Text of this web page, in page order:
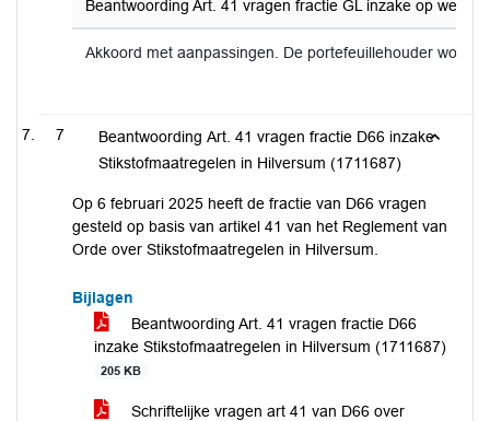
Beantwoording Art. 41 vragen fractie GL inzake op weg
Akkoord met aanpassingen. De portefeuillehouder wordt
7
Beantwoording Art. 41 vragen fractie D66 inzake
Stikstofmaatregelen in Hilversum (1711687)
Op 6 februari 2025 heeft de fractie van D66 vragen
gesteld op basis van artikel 41 van het Reglement van
Orde over Stikstofmaatregelen in Hilversum.
Bijlagen
Beantwoording Art. 41 vragen fractie D66
inzake Stikstofmaatregelen in Hilversum (1711687)
205 KB
Schriftelijke vragen art 41 van D66 over